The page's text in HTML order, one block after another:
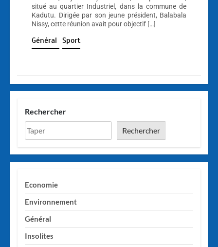
situé au quartier Industriel, dans la commune de
Kadutu. Dirigée par son jeune président, Balabala
Nissy, cette réunion avait pour objectif […]
Général Sport
Rechercher
Rechercher
Economie
Environnement
Général
Insolites